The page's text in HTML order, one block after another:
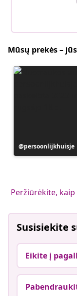
Mūsų prekės –
Įrašą
paskelbė
persoonlijkhuisje
Peržiūrėkite,
Susisiekite
Eikite į